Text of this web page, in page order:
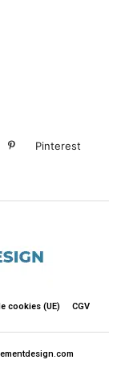
Pinterest
cookies (UE) CGV